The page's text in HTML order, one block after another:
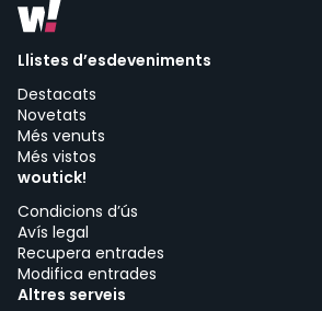
Llistes d’esdeveniments
Destacats
Novetats
Més venuts
Més vistos
woutick!
Condicions d’ús
Avís legal
Recupera entrades
Modifica entrades
Altres serveis